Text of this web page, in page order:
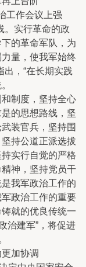
作会议上强
。实行革命的政
的革命军队，为
量，使我军始终
出，“在长期实践
制度，坚持全心
的思想路线，坚
装官兵，坚持围
持公道正派选拔
实行自觉的严格
神，坚持党员干
我军政治工作的
政治工作的重要
就的优良传统一
治建军”，将促进
加协调